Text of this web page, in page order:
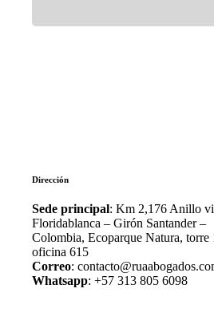
Dirección
Sede principal: Km 2,176 Anillo
Floridablanca – Girón Santander –
Colombia, Ecoparque Natura, torre
oficina 615
Correo:
Whatsapp: +57 313 805 6098